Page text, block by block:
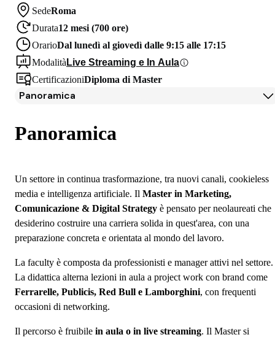
SedeRoma
Durata12 mesi (700 ore)
OrarioDal lunedì al giovedì dalle 9:15 alle 17:15
Modalità Live Streaming e In Aula
CertificazioniDiploma di Master
Panoramica
Programma
Docenti
Testimonianze Alumni
Iscrizione
Borse di studio e finanziamenti
Open Day
Domande frequenti
Panoramica
Un settore in continua trasformazione, tra nuovi canali, cookieless
media e intelligenza artificiale. Il Master in Marketing,
Comunicazione & Digital Strategy è pensato per neolaureati che
desiderino costruire una carriera solida in quest'area, con una
preparazione concreta e orientata al mondo del lavoro.
La faculty è composta da professionisti e manager attivi nel settore.
La didattica alterna lezioni in aula a project work con brand come
Ferrarelle, Publicis, Red Bull e Lamborghini, con frequenti
occasioni di networking.
Il percorso è fruibile in aula o in live streaming. Il Master si